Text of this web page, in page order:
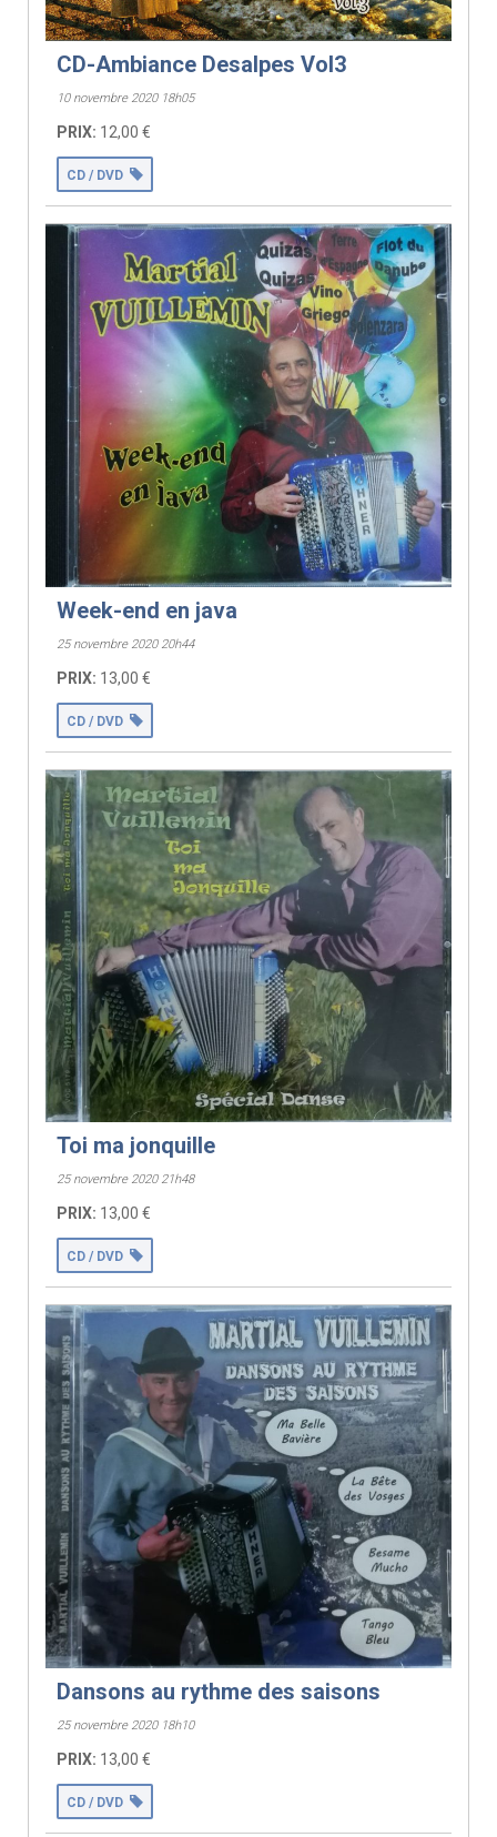
CD-Ambiance Desalpes Vol3
10 novembre 2020 18h05
PRIX: 12,00 €
CD / DVD
Week-end en java
25 novembre 2020 20h44
PRIX: 13,00 €
CD / DVD
Toi ma jonquille
25 novembre 2020 21h48
PRIX: 13,00 €
CD / DVD
Dansons au rythme des saisons
25 novembre 2020 18h10
PRIX: 13,00 €
CD / DVD